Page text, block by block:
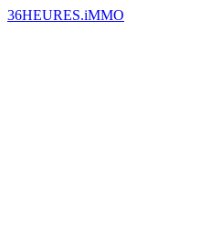
36HEURES.iMMO